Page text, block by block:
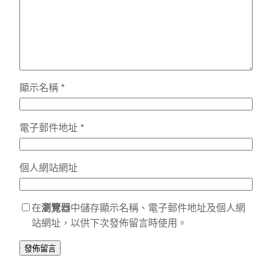
顯示名稱 *
電子郵件地址 *
個人網站網址
在瀏覽器中儲存顯示名稱、電子郵件地址及個人網
站網址，以供下次發佈留言時使用。